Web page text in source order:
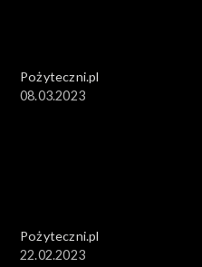
Pożyteczni.pl
08.03.2023
Pożyteczni.pl
22.02.2023